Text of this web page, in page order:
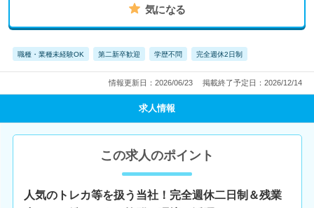
気になる
職種・業種未経験OK 第二新卒歓迎 学歴不問 完全週休2日制
情報更新日：2026/06/23 掲載終了予定日：2026/12/14
求人情報
この求人のポイント
人気のトレカ等を扱う当社！完全週休二日制＆残業